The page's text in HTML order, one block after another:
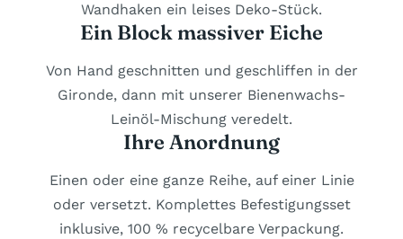
Wandhaken ein leises Deko-Stück.
Ein Block massiver Eiche
Von Hand geschnitten und geschliffen in der
Gironde, dann mit unserer Bienenwachs-
Leinöl-Mischung veredelt.
Ihre Anordnung
Einen oder eine ganze Reihe, auf einer Linie
oder versetzt. Komplettes Befestigungsset
inklusive, 100 % recycelbare Verpackung.